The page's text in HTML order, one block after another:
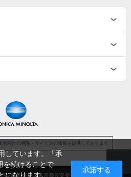
向けの商品・サービスの情報を提供しております
ン株式会社／東京都公安委員会
しています。「承
を続けることで
になります。
承諾する